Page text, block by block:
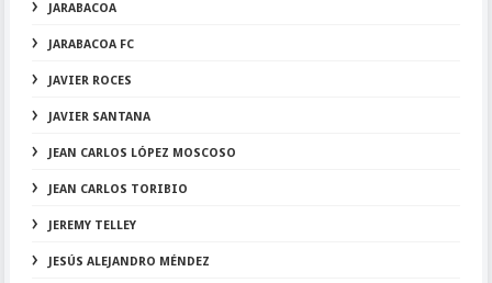
JARABACOA
JARABACOA FC
JAVIER ROCES
JAVIER SANTANA
JEAN CARLOS LÓPEZ MOSCOSO
JEAN CARLOS TORIBIO
JEREMY TELLEY
JESÚS ALEJANDRO MÉNDEZ